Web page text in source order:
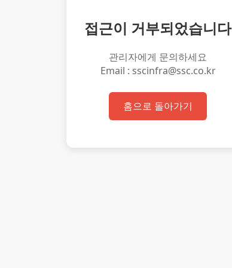
접근이 거부되었습니다
관리자에게 문의하세요
Email : sscinfra@ssc.co.kr
홈으로 돌아가기